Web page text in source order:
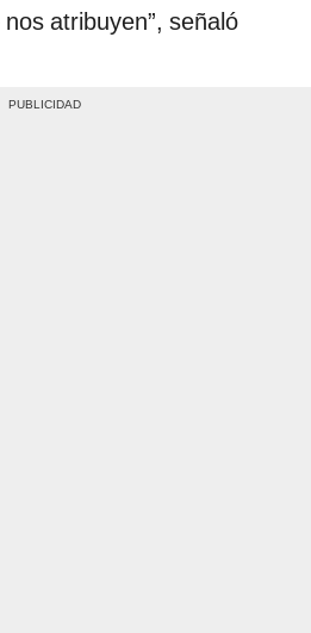
atribuyen”, señaló